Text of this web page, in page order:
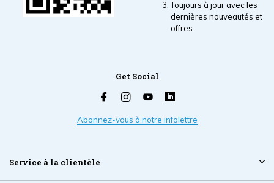
Toujours à jour avec les
dernières nouveautés et
offres.
Get Social
Abonnez-vous à notre infolettre
Service à la clientèle